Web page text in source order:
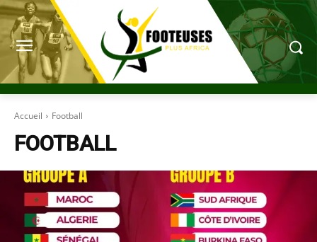
Accueil Football
FOOTBALL